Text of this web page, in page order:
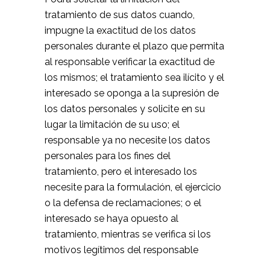
tratamiento de sus datos cuando,
impugne la exactitud de los datos
personales durante el plazo que permita
al responsable verificar la exactitud de
los mismos; el tratamiento sea ilícito y el
interesado se oponga a la supresión de
los datos personales y solicite en su
lugar la limitación de su uso; el
responsable ya no necesite los datos
personales para los fines del
tratamiento, pero el interesado los
necesite para la formulación, el ejercicio
o la defensa de reclamaciones; o el
interesado se haya opuesto al
tratamiento, mientras se verifica si los
motivos legítimos del responsable